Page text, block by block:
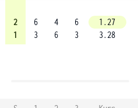
2
1
6
3
4
6
6
3
1.27
3.28